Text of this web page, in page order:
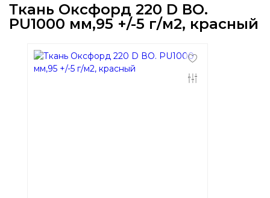
Ткань Оксфорд 220 D ВО.
PU1000 мм,95 +/-5 г/м2, красный